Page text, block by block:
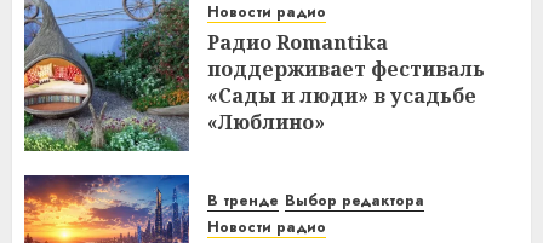
Новости радио
Радио Romantika
поддерживает фестиваль
«Сады и люди» в усадьбе
«Люблино»
В тренде Выбор редактора
Новости радио